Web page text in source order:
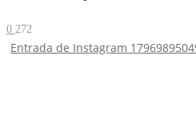
0 272
Entrada de Instagram